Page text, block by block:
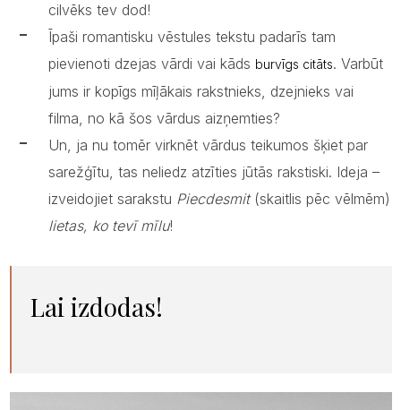
cilvēks tev dod!
Īpaši romantisku vēstules tekstu padarīs tam
pievienoti dzejas vārdi vai kāds burvīgs citāts. Varbūt
jums ir kopīgs mīļākais rakstnieks, dzejnieks vai
filma, no kā šos vārdus aizņemties?
Un, ja nu tomēr virknēt vārdus teikumos šķiet par
sarežģītu, tas neliedz atzīties jūtās rakstiski. Ideja –
izveidojiet sarakstu Piecdesmit (skaitlis pēc vēlmēm)
lietas, ko tevī mīlu!
Lai izdodas!